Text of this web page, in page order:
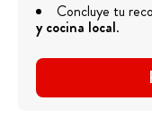
Concluye tu
y cocina local.